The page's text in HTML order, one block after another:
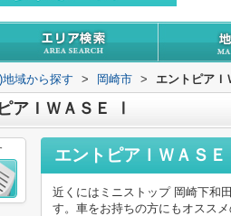
地域から探す > 岡崎市 > エントピアＩ
アＩＷＡＳＥ Ⅰ
エントピアＩＷＡＳＥ
近くにはミニストップ 岡崎下和
す。車をお持ちの方にもオスス